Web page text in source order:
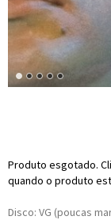
Produto esgotado.
quando o produto
Disco: VG (poucas